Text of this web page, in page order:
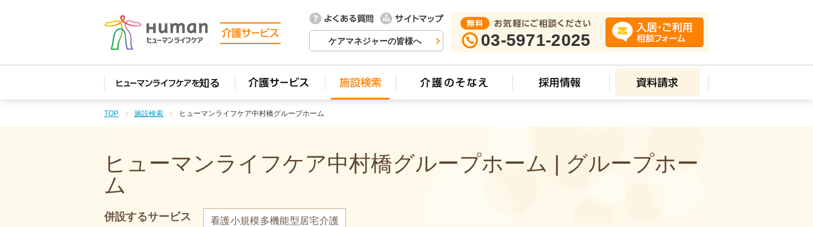
ケアマネジャーの皆様へ 03-5971-2025
TOP 施設検索 ヒューマンライフケア中村橋グループホーム
ヒューマンライフケア中村橋グループホーム | グループホー
ム
併設するサービス 看護小規模多機能型居宅介護